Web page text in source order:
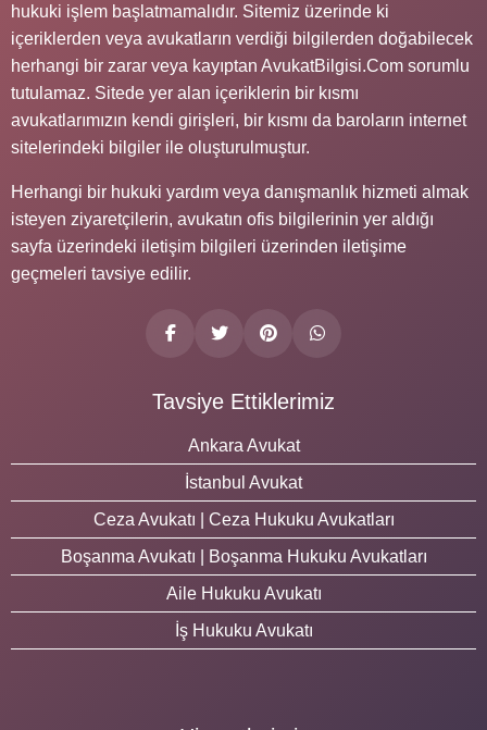
hukuki işlem başlatmamalıdır. Sitemiz üzerinde ki
içeriklerden veya avukatların verdiği bilgilerden doğabilecek
herhangi bir zarar veya kayıptan AvukatBilgisi.Com sorumlu
tutulamaz. Sitede yer alan içeriklerin bir kısmı
avukatlarımızın kendi girişleri, bir kısmı da baroların internet
sitelerindeki bilgiler ile oluşturulmuştur.
Herhangi bir hukuki yardım veya danışmanlık hizmeti almak
isteyen ziyaretçilerin, avukatın ofis bilgilerinin yer aldığı
sayfa üzerindeki iletişim bilgileri üzerinden iletişime
geçmeleri tavsiye edilir.
Tavsiye Ettiklerimiz
Ankara Avukat
İstanbul Avukat
Ceza Avukatı | Ceza Hukuku Avukatları
Boşanma Avukatı | Boşanma Hukuku Avukatları
Aile Hukuku Avukatı
İş Hukuku Avukatı